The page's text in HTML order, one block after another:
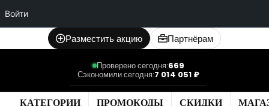
Войти
Разместить акцию Партнёрам
Проверено сегодня:669
Сэкономили сегодня:7 014 051 ₽
КАТЕГОРИИ ПРОМОКОДЫ
СКИДКИ